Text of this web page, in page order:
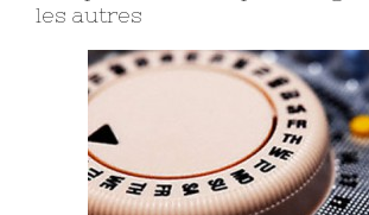
les autres